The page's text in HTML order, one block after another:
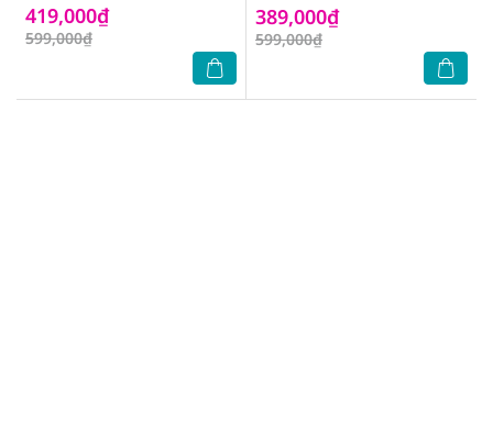
419,000₫
599,000₫
389,000₫
599,000₫